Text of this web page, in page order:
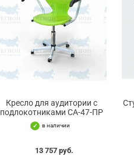
Кресло для аудитории с
подлокотниками СА-47-ПР
в наличии
13 757 руб.